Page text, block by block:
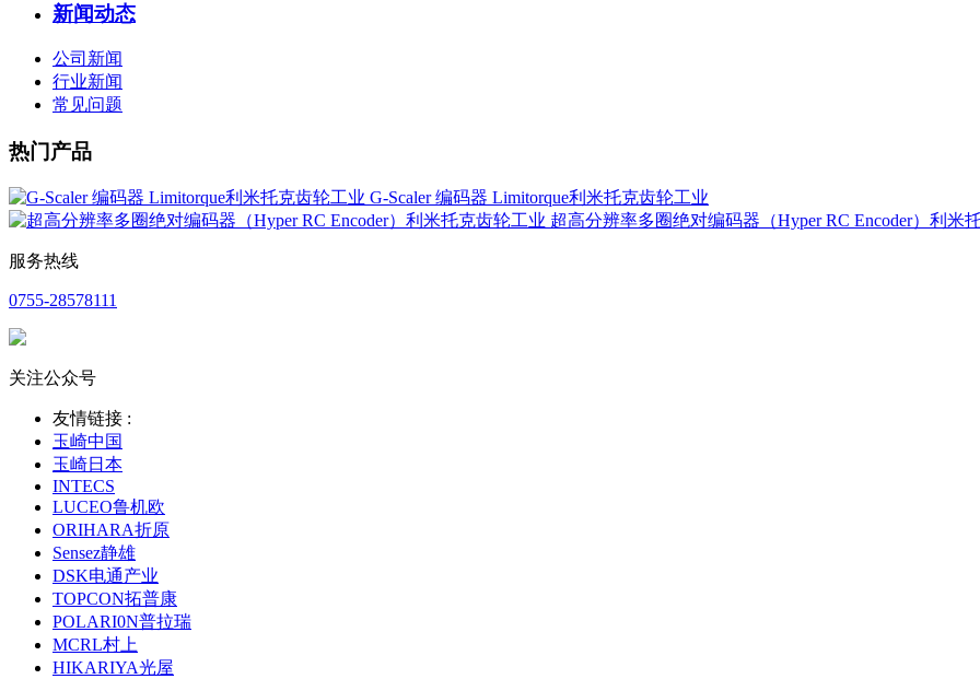
新闻动态
公司新闻
行业新闻
常见问题
热门产品
G-Scaler 编码器 Limitorque利米托克齿轮工业
超高分辨率多圈绝对编码器（Hyper RC Encoder）利米
服务热线
0755-28578111
关注公众号
友情链接 :
玉崎中国
玉崎日本
INTECS
LUCEO鲁机欧
ORIHARA折原
Sensez静雄
DSK电通产业
TOPCON拓普康
POLARI0N普拉瑞
MCRL村上
HIKARIYA光屋